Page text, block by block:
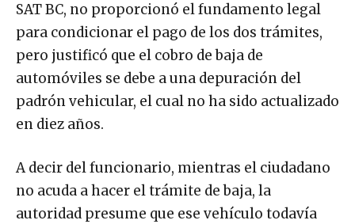
SAT BC, no proporcionó el fundamento legal
para condicionar el pago de los dos trámites,
pero justificó que el cobro de baja de
automóviles se debe a una depuración del
padrón vehicular, el cual no ha sido actualizado
en diez años.
A decir del funcionario, mientras el ciudadano
no acuda a hacer el trámite de baja, la
autoridad presume que ese vehículo todavía